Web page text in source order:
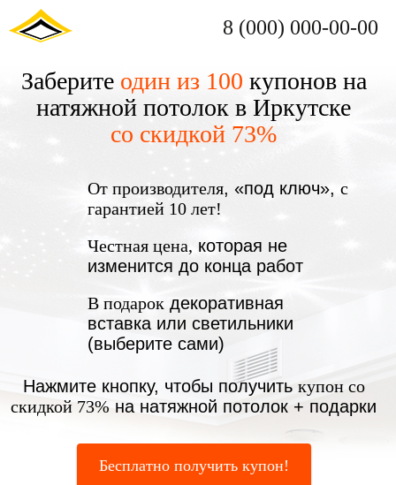
8 (000) 000-00-00
Заберите один из 100 купонов на
натяжной потолок в Иркутске
со скидкой 73%
От производителя, «под ключ», с
гарантией 10 лет!
Честная цена, которая не
изменится до конца работ
В подарок декоративная
вставка или светильники
(выберите сами)
Нажмите кнопку, чтобы получить купон со
скидкой 73% на натяжной потолок + подарки
Бесплатно получить купон!